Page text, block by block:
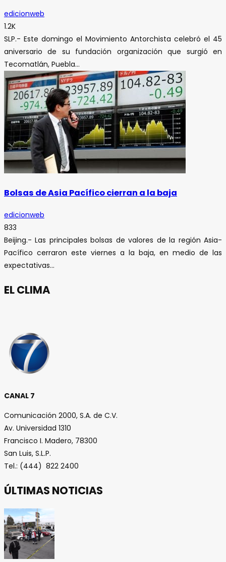
edicionweb
1.2K
SLP.- Este domingo el Movimiento Antorchista celebró el 45
aniversario de su fundación organización que surgió en
Tecomatlán, Puebla...
Bolsas de Asia Pacífico cierran a la baja
edicionweb
833
Beijing.- Las principales bolsas de valores de la región Asia-
Pacífico cerraron este viernes a la baja, en medio de las
expectativas...
EL CLIMA
CANAL 7
Comunicación 2000, S.A. de C.V.
Av. Universidad 1310
Francisco I. Madero, 78300
San Luis, S.L.P.
Tel.: (444) 822 2400
ÚLTIMAS NOTICIAS